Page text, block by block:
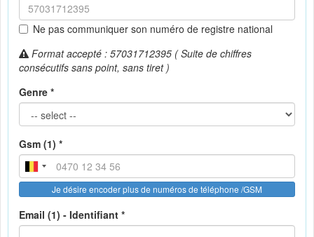
Ne pas communiquer son numéro de registre national
Format accepté : 57031712395 ( Suite de chiffres
consécutifs sans point, sans tiret )
Genre *
Gsm (1) *
Je désire encoder plus de numéros de téléphone /GSM
Email (1) - Identifiant *